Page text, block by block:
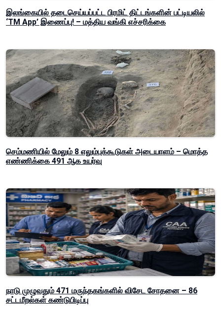
இலங்கையில் தடைசெய்யப்பட்ட பிரமிட் திட்டங்களின் பட்டியலில்
‘TM App’ இணைப்பு! – மத்திய வங்கி எச்சரிக்கை
செம்மணியில் மேலும் 8 எலும்புக்கூடுகள் அடையாளம் – மொத்த
எண்ணிக்கை 491 ஆக உயர்வு
நாடு முழுவதும் 471 மருந்தகங்களில் விசேட சோதனை – 86
சட்டமீறல்கள் கண்டுபிடிப்பு